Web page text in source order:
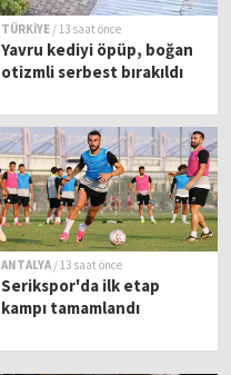
TÜRKİYE / 13 saat önce
Yavru kediyi öpüp, boğan
otizmli serbest bırakıldı
ANTALYA / 13 saat önce
Serikspor'da ilk etap
kampı tamamlandı